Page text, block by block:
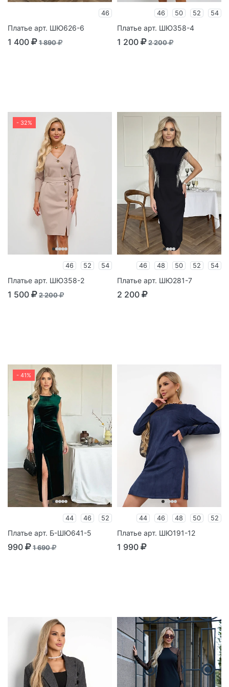
46
Платье арт. ШЮ626-6
1 400 1 890
46 50 52 54
Платье арт. ШЮ358-4
1 200 2 200
- 32%
46 52 54
Платье арт. ШЮ358-2
1 500 2 200
46 48 50 52 54
Платье арт. ШЮ281-7
2 200
- 41%
44 46 52
Платье арт. Б-ШЮ641-5
990 1 690
44 46 48 50 52
Платье арт. ШЮ191-12
1 990